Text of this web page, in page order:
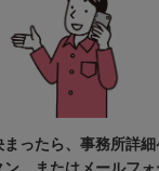
ったら、事務所詳